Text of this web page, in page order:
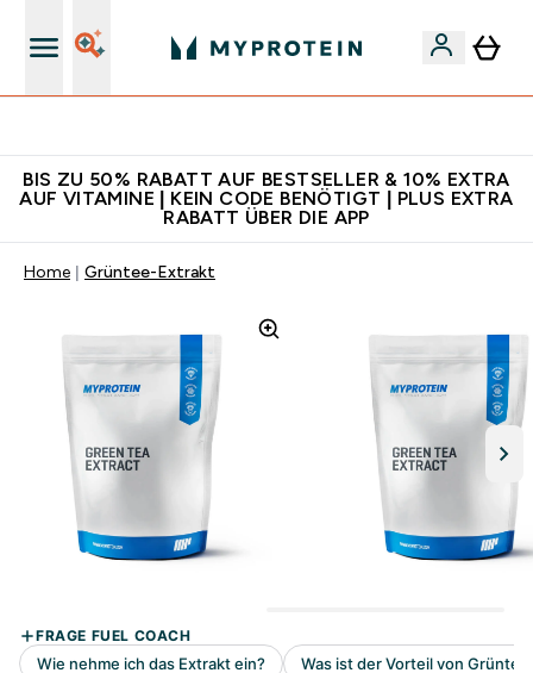
BIS ZU 50% RABATT AUF BESTSELLER & 10% EXTRA
AUF VITAMINE | KEIN CODE BENÖTIGT | PLUS EXTRA
RABATT ÜBER DIE APP
Home Grüntee-Extrakt